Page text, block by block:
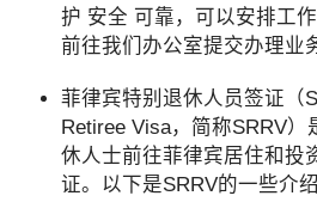
护 安全 可靠，可以安排工
前往我们办公室提交办理业
菲律宾特别退休人员签证（
Retiree Visa，简称SRRV）
休人士前往菲律宾居住和投
证。以下是SRRV的一些介绍